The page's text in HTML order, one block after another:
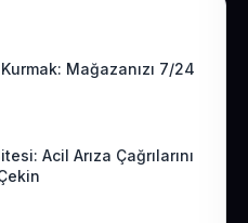
Mağazanızı 7/24
Acil Arıza Çağrılarını